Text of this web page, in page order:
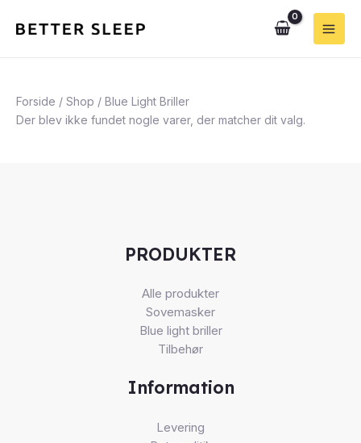
Main
Forside / Shop / Blue Light Briller
Der blev ikke fundet nogle varer, der matcher dit valg.
PRODUKTER
Alle produkter
Sovemasker
Blue light briller
Tilbehør
Information
Levering
varer